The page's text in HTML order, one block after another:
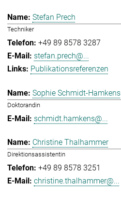
Stefan Prech
Techniker
+49 89 8578 3287
stefan.prech@...
Publikationsreferenzen
Sophie Schmidt-Hamkens
Doktorandin
schmidt.hamkens@...
Christine Thalhammer
Direktionsassistentin
+49 89 8578 3251
christine.thalhammer@...